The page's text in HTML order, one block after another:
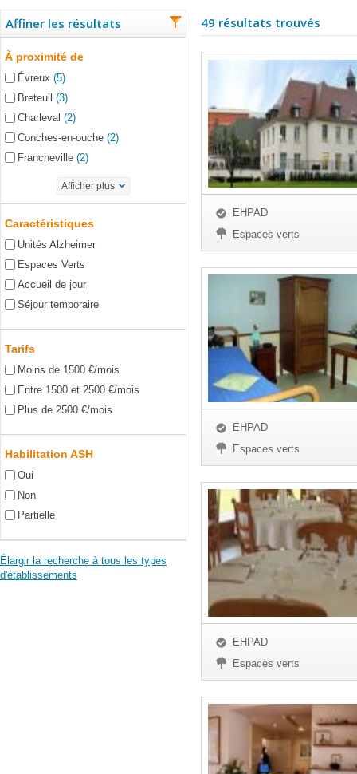
Affiner les résultats
À proximité de
Évreux (5)
Breteuil (3)
Charleval (2)
Conches-en-ouche (2)
Francheville (2)
Afficher plus
Caractéristiques
Unités Alzheimer
Espaces Verts
Accueil de jour
Séjour temporaire
Tarifs
Moins de 1500 €/mois
Entre 1500 et 2500 €/mois
Plus de 2500 €/mois
Habilitation ASH
Oui
Non
Partielle
Élargir la recherche à tous les types
d'établissements
49 résultats trouvés
EHPAD
Espaces verts
EHPAD
Espaces verts
EHPAD
Espaces verts